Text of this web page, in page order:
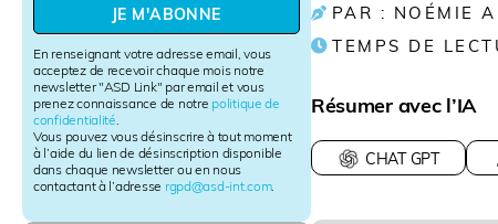
s
l
e
t
t
e
r
S
i
En renseignant votre adresse email, vous
acceptez de recevoir chaque mois notre
newsletter "ASD Link" par email et vous
prenez connaissance de notre politique de
confidentialité
Vous pouvez vous désinscrire à tout moment
à l’aide du lien de désinscription disponible
dans chaque newsletter ou en nous
contactant à l’adresse rgpd@asd-int.com.
JE M'ABONNE
PAR : NOÉMIE
TEMPS DE
Résumer avec l’IA
CHAT GPT